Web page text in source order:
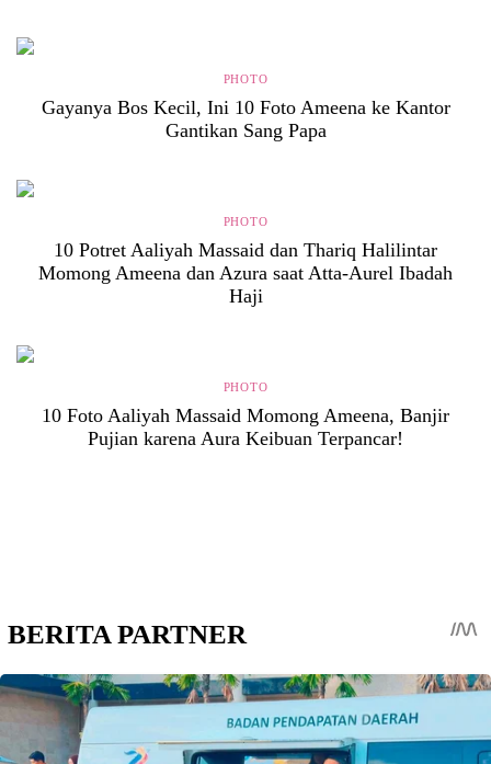
PHOTO
Gayanya Bos Kecil, Ini 10 Foto Ameena ke Kantor
Gantikan Sang Papa
PHOTO
10 Potret Aaliyah Massaid dan Thariq Halilintar
Momong Ameena dan Azura saat Atta-Aurel Ibadah
Haji
PHOTO
10 Foto Aaliyah Massaid Momong Ameena, Banjir
Pujian karena Aura Keibuan Terpancar!